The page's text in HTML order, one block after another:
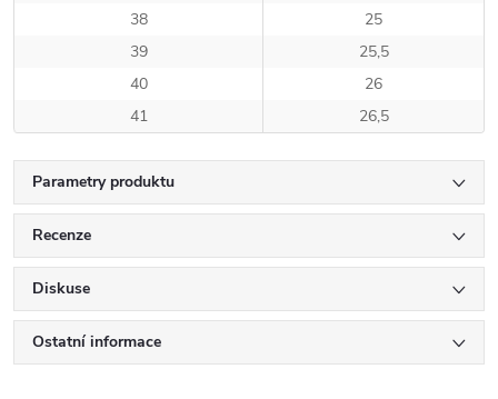
38
25
39
25,5
40
26
41
26,5
Parametry produktu
Recenze
Diskuse
Ostatní informace